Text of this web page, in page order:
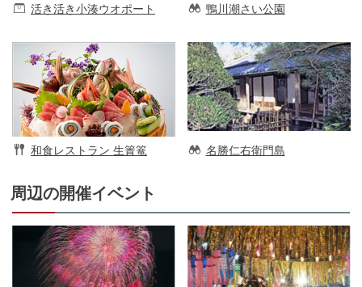
活き活き小湊ウオポート 鴨川潮さい公園
和食レストラン 生簀篭 名勝仁右衛門島
周辺の開催イベント